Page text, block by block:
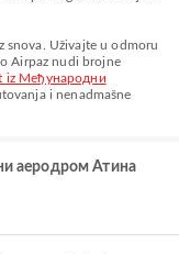
snova. Uživajte u odmoru
Airpaz nudi brojne
iz Међународни
i nenadmašne
аеродром Атина